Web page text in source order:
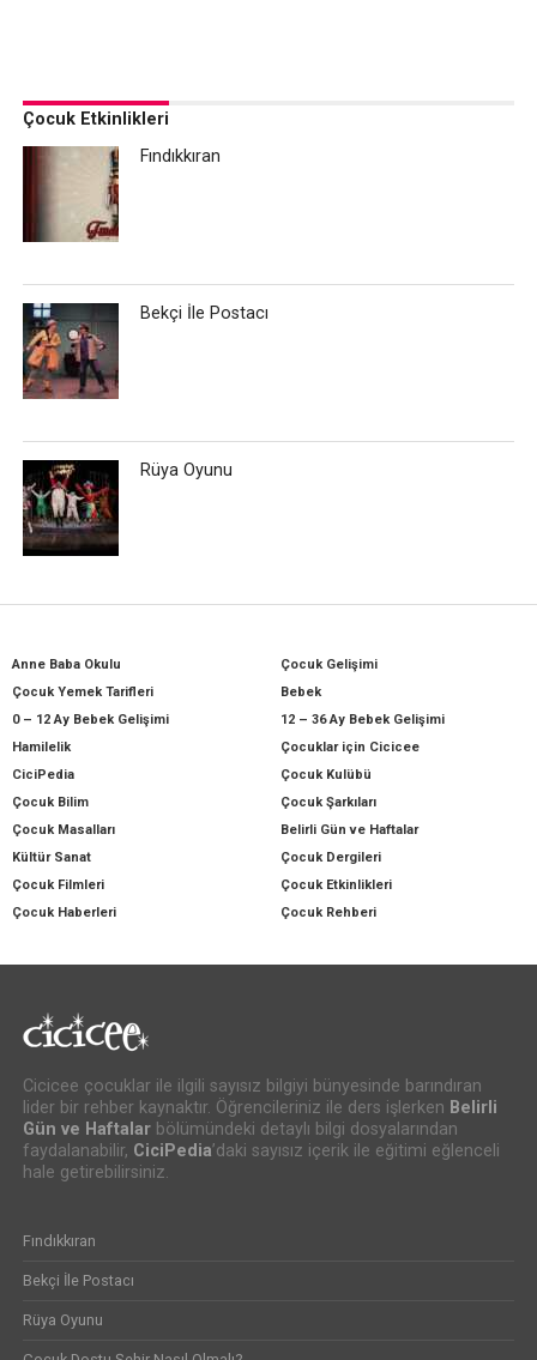
Çocuk Etkinlikleri
Fındıkkıran
Bekçi İle Postacı
Rüya Oyunu
Anne Baba Okulu
Çocuk Gelişimi
Çocuk Yemek Tarifleri
Bebek
0 – 12 Ay Bebek Gelişimi
12 – 36 Ay Bebek Gelişimi
Hamilelik
Çocuklar için Cicicee
CiciPedia
Çocuk Kulübü
Çocuk Bilim
Çocuk Şarkıları
Çocuk Masalları
Belirli Gün ve Haftalar
Kültür Sanat
Çocuk Dergileri
Çocuk Filmleri
Çocuk Etkinlikleri
Çocuk Haberleri
Çocuk Rehberi
Cicicee çocuklar ile ilgili sayısız bilgiyi bünyesinde barındıran
lider bir rehber kaynaktır. Öğrencileriniz ile ders işlerken Belirli
Gün ve Haftalarbölümündeki detaylı bilgi dosyalarından
faydalanabilir, CiciPedia’daki sayısız içerik ile eğitimi eğlenceli
hale getirebilirsiniz.
Fındıkkıran
Bekçi İle Postacı
Rüya Oyunu